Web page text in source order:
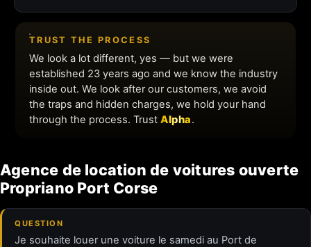
Agence de location de voitures ouverte
Propriano Port Corse
QUESTION
Je souhaite louer une voiture le samedi au Port de